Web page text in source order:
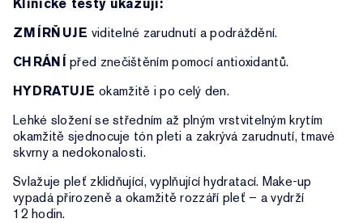
Klinické testy ukazují:
ZMÍRŇUJE viditelné zarudnutí a podráždění.
CHRÁNÍ před znečištěním pomocí antioxidantů.
HYDRATUJE okamžitě i po celý den.
Lehké složení se středním až plným vrstvitelným krytím
okamžitě sjednocuje tón pleti a zakrývá zarudnutí, tmavé
skvrny a nedokonalosti.
Svlažuje pleť zklidňující, vyplňující hydratací. Make-up
vypadá přirozeně a okamžitě rozzáří pleť – a vydrží
12 hodin.